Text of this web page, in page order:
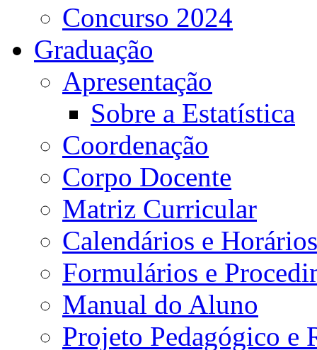
Concurso 2024
Graduação
Apresentação
Sobre a Estatística
Coordenação
Corpo Docente
Matriz Curricular
Calendários e Horários
Formulários e
Manual do Aluno
Projeto Pedagógico e